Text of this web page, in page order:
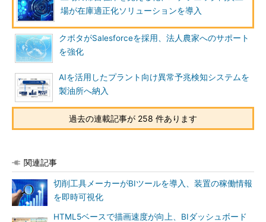
場が在庫適正化ソリューションを導入
クボタがSalesforceを採用、法人農家へのサポート
を強化
AIを活用したプラント向け異常予兆検知システムを
製油所へ納入
過去の連載記事が 258 件あります
関連記事
切削工具メーカーがBIツールを導入、装置の稼働情報
を即時可視化
HTML5ベースで描画速度が向上、BIダッシュボード